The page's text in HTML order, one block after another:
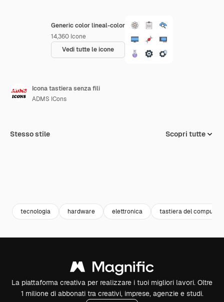
Generic color lineal-color
14,360 Icone
Vedi tutte le icone
Icona tastiera senza fili
ADMS ICons
Stesso stile Scopri tutte
tecnologia hardware elettronica tastiera del computer
La piattaforma creativa per realizzare i tuoi migliori lavori. Oltre
1 milione di abbonati tra creativi, imprese, agenzie e studi.